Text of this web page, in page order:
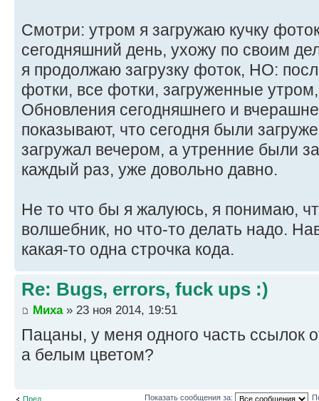
Смотри: утром я загружаю кучку
сегодняшний день, ухожу по своим
я продолжаю загрузку фоток, НО:
фотки, все фотки, загруженные
Обновления сегодняшнего и
показывают, что сегодня были
загружал вечером, а утренние были
каждый раз, уже довольно давно.
Не то что бы я жалуюсь, я понимаю,
волшебник, но что-то делать надо.
какая-то одна строчка кода.
Re: Bugs, errors, fuck ups :)
Миха» 23 ноя 2014, 19:51
Пацаны, у меня одного часть ссылок
а белым цветом?
Пред. Показать сообщения за: